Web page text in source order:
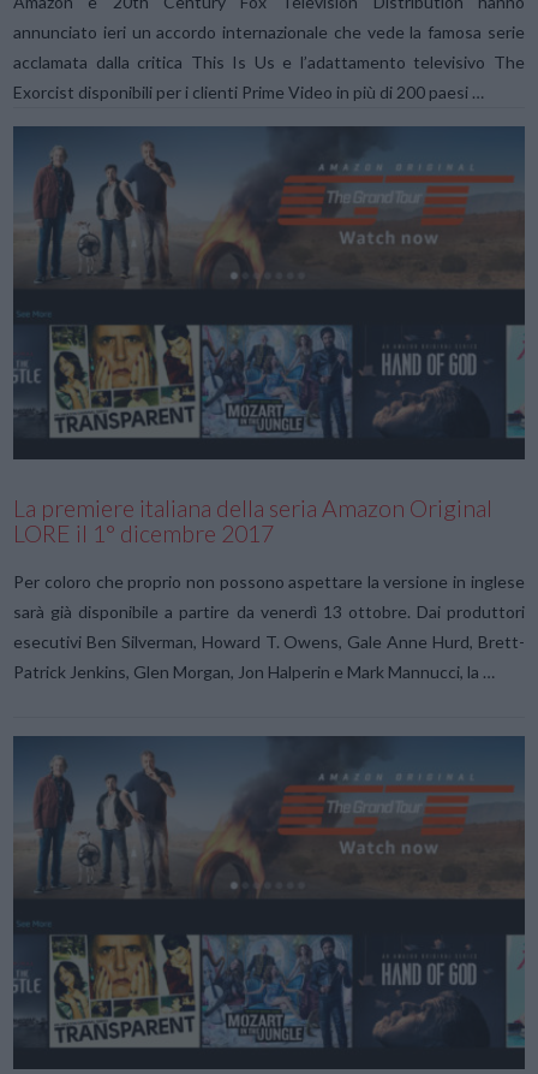
VIEW POST
annunciato ieri un accordo internazionale che vede la famosa serie
acclamata dalla critica This Is Us e l’adattamento televisivo The
Exorcist disponibili per i clienti Prime Video in più di 200 paesi …
VIEW POST
La premiere italiana della seria Amazon Original
LORE il 1° dicembre 2017
Per coloro che proprio non possono aspettare la versione in inglese
sarà già disponibile a partire da venerdì 13 ottobre. Dai produttori
esecutivi Ben Silverman, Howard T. Owens, Gale Anne Hurd, Brett-
Patrick Jenkins, Glen Morgan, Jon Halperin e Mark Mannucci, la …